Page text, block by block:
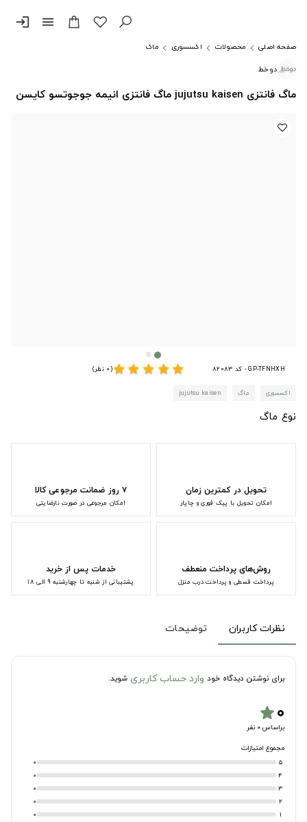
menu
login
صفحه اصلی محصولات اکسسوری
ماگ
دوخط
ماگ فانتزی jujutsu kaisen ماگ فانتزی انیمه جوجوتسو کایسن
GP-TFNHXH - کد 82083 star
star
star
star
star(0 نظر)
اکسسوری ماگ jujutsu kaisen
نوع ماگ
تحویل در کمترین زمان
امکان تحویل با پیک فوری و چاپار
۷ روز ضمانت مرجوعی کالا
امکان مرجوعی در صورت نارضایتی
روش‌های پرداخت منعطف
پرداخت قسطی و پرداخت درب منزل
خدمات پس از خرید
پشتیبانی از شنبه تا چهارشنبه 9 الی 18
نظرات کاربران توضیحات
برای نوشتن دیدگاه خود وارد حساب کاربری شوید.
۰star
براساس 0 نفر
مجموع امتیازات
5
0
4
0
3
0
2
0
1
0